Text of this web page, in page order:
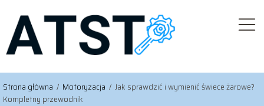
Strona główna / Motoryzacja / Jak sprawdzić i wymienić świece żarowe?
Kompletny przewodnik